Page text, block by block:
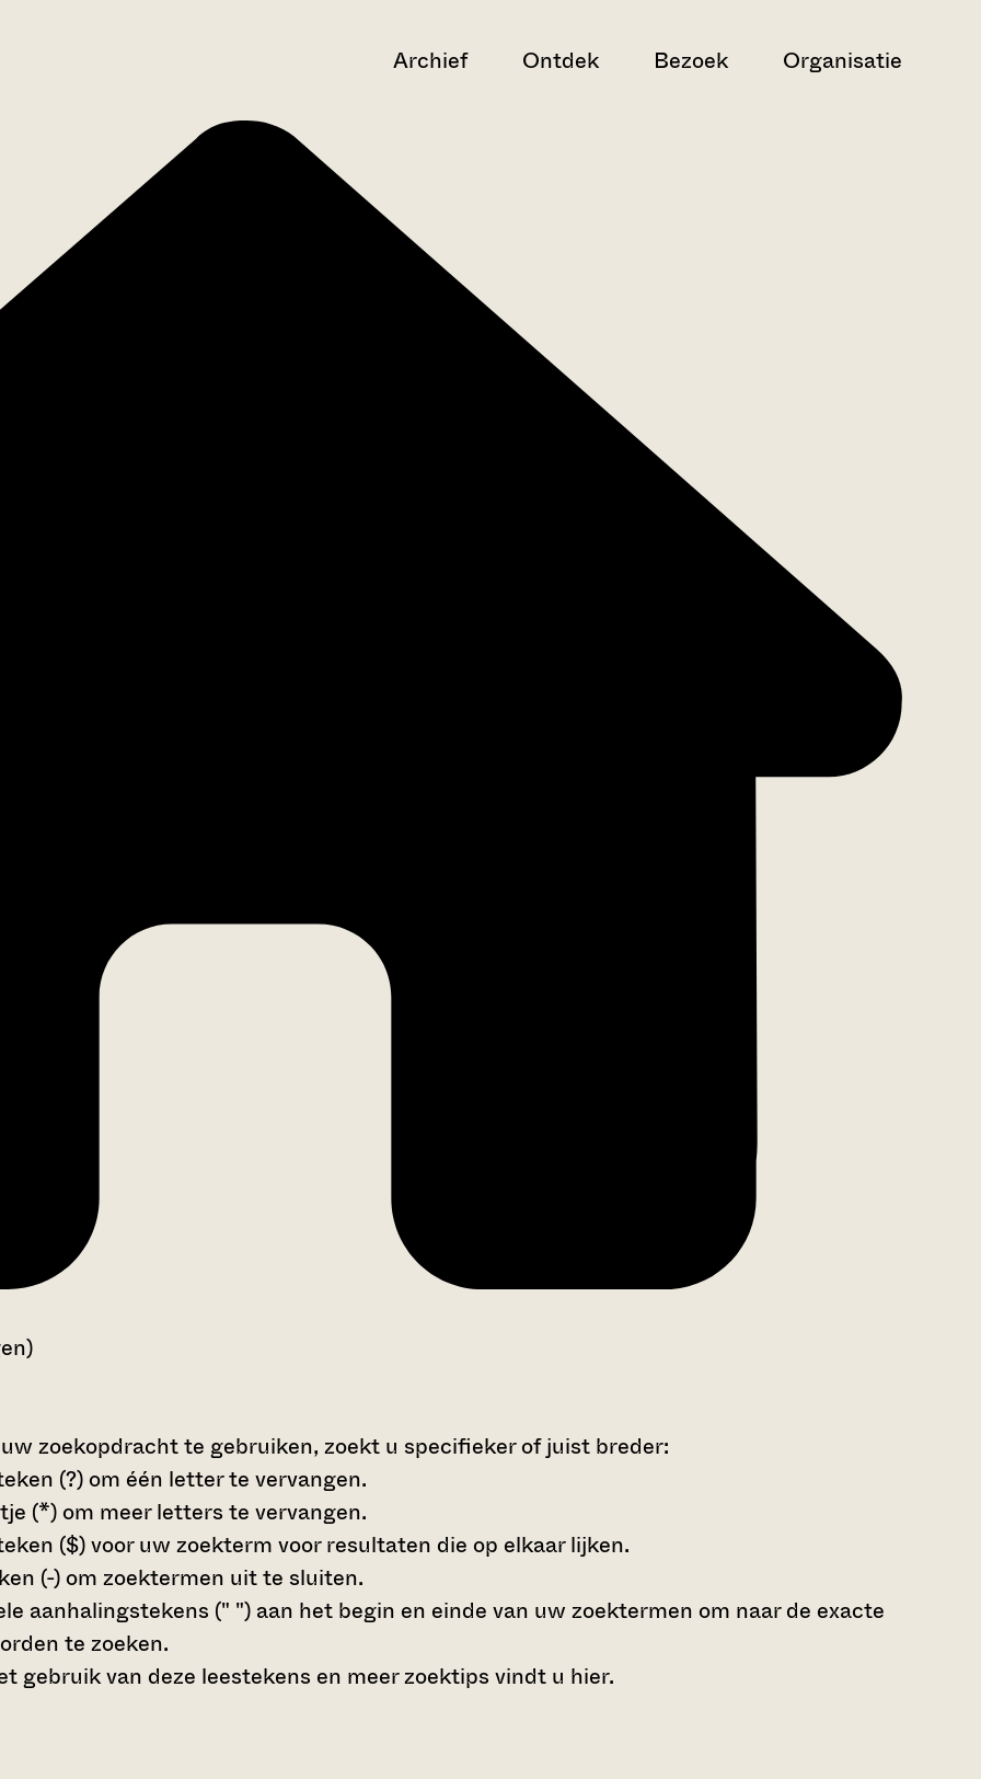
Archief Ontdek Bezoek Organisatie
zoekopdracht te gebruiken, zoekt u specifieker of juist breder:
(?) om één letter te vervangen.
(*) om meer letters te vervangen.
($)voor uw zoekterm voor resultaten die op elkaar lijken.
(-) om zoektermen uit te sluiten.
aanhalingstekens (" ") aan het begin en einde van uw zoektermen om naar de exacte
te zoeken.
gebruik van deze leestekens en meer zoektips vindt u hier.